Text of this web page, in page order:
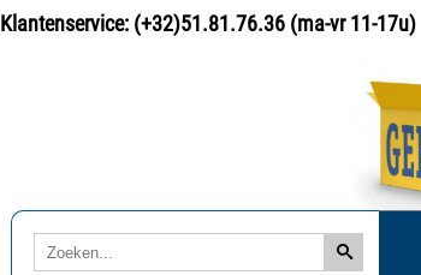
Klantenservice: (+32)51.81.76.36 (ma-vr 11-17u)